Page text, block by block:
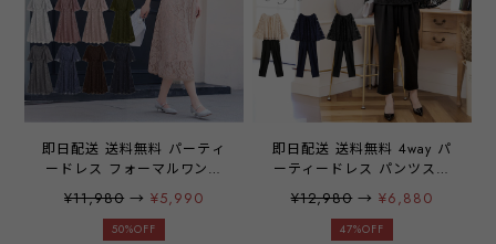
即日配送 送料無料 パーティ
ードレス フォーマルワンピ
ス 披露宴 結婚式 二次会 レ
ース 長袖 七分袖 チューリ
¥11,980 →¥5,990
50%OFF
即日配送 送料無料 4way パ
ーティードレス パンツスー
3点セット パンツドレス ド
レス スーツ レース 袖有り
¥12,980→¥6,880
47%OFF